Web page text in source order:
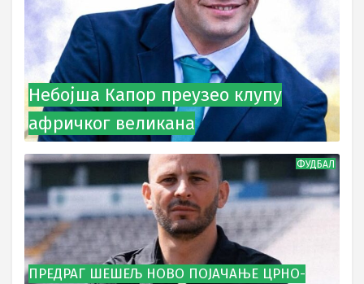
Небојша Капор преузео клупу
афричког великана
ФУДБАЛ
ПРЕДРАГ ШЕШЕЉ НОВО ПОЈАЧАЊЕ ЦРНО-